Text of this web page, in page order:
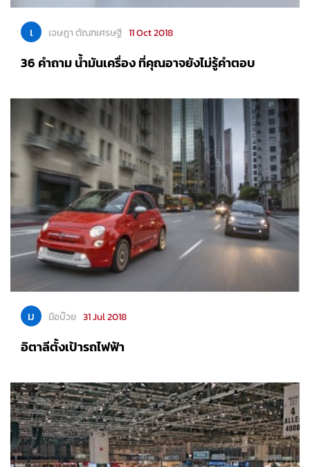
เ เจษฎา ตัณฑเศรษฐี 11 Oct 2018
36 คำถาม น้ำมันเครื่อง ที่คุณอาจยังไม่รู้คำตอบ
ม มือบ๊วย 31 Jul 2018
อิตาลีตั้งเป้ารถไฟฟ้า